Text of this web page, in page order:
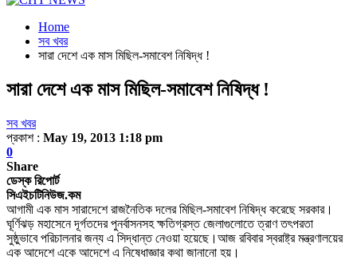
Home
সব খবর
সারা দেশে এক মাস মিছিল-সমাবেশ নিষিদ্ধ !
সারা দেশে এক মাস মিছিল-সমাবেশ নিষিদ্ধ !
সব খবর
প্রকাশ : May 19, 2013 1:18 pm
0
Share
ডেস্ক রিপোর্ট
সিএইচটিনিউজ.কম
আগামী এক মাস সারাদেশে রাজনৈতিক দলের মিছিল-সমাবেশ নিষিদ্ধ করেছে সরকার।
ঘূর্ণিঝড় মহাসেনে দূর্গতদের পুনর্বাসনসহ ক্ষতিগ্রস্ত জেলাগুলোতে ত্রাণ তৎপরতা
সুষ্ঠুভাবে পরিচালনার জন্য এ সিদ্ধান্ত নেওয়া হয়েছে। আজ রবিবার স্বরাষ্ট্র মন্ত্রণালয়ের
এক আদেশে একে আদেশে এ নিষেধাজ্ঞার কথা জানানো হয়।